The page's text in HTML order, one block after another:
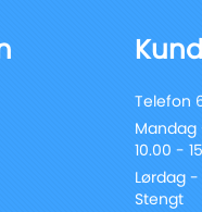
Telefon
Mandag
10.00 -
Lørdag
Stengt